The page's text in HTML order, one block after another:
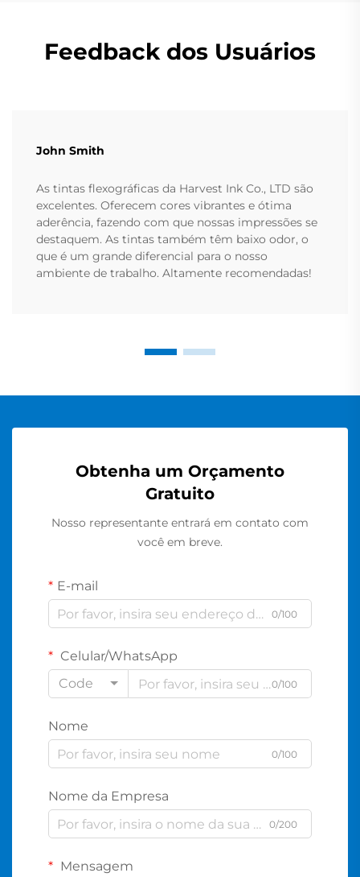
Feedback dos Usuários
John Smith
As tintas flexográficas da Harvest Ink Co., LTD são
excelentes. Oferecem cores vibrantes e ótima
aderência, fazendo com que nossas impressões se
destaquem. As tintas também têm baixo odor, o
que é um grande diferencial para o nosso
ambiente de trabalho. Altamente recomendadas!
Obtenha um Orçamento
Gratuito
Nosso representante entrará em contato com
você em breve.
E-mail
0/100
Celular/WhatsApp
Code
0/100
Nome
0/100
Nome da Empresa
0/200
Mensagem